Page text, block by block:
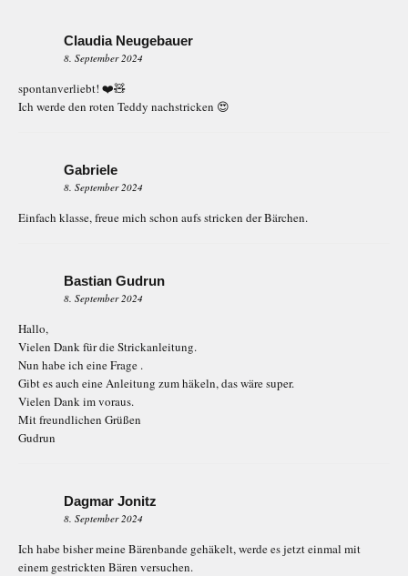
Claudia Neugebauer
8. September 2024
spontanverliebt! ❤️🧸
Ich werde den roten Teddy nachstricken 😍
Gabriele
8. September 2024
Einfach klasse, freue mich schon aufs stricken der Bärchen.
Bastian Gudrun
8. September 2024
Hallo,
Vielen Dank für die Strickanleitung.
Nun habe ich eine Frage .
Gibt es auch eine Anleitung zum häkeln, das wäre super.
Vielen Dank im voraus.
Mit freundlichen Grüßen
Gudrun
Dagmar Jonitz
8. September 2024
Ich habe bisher meine Bärenbande gehäkelt, werde es jetzt einmal mit
einem gestrickten Bären versuchen.